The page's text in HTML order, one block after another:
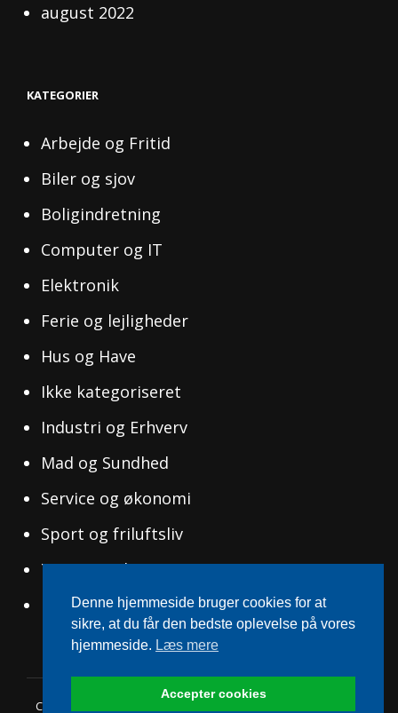
august 2022
KATEGORIER
Arbejde og Fritid
Biler og sjov
Boligindretning
Computer og IT
Elektronik
Ferie og lejligheder
Hus og Have
Ikke kategoriseret
Industri og Erhverv
Mad og Sundhed
Service og økonomi
Sport og friluftsliv
Tøj og Mode
Uddannelse og Ledelse
Copyright © 2026 Danish Terrace
Denne hjemmeside bruger cookies for at
sikre, at du får den bedste oplevelse på vores
hjemmeside. Læs mere
Accepter cookies